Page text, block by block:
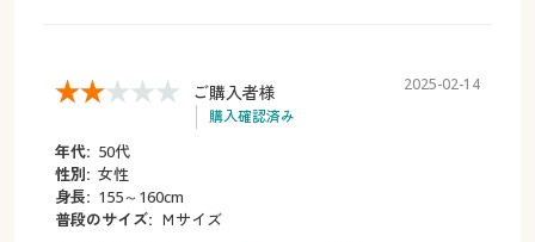
ご購入者様
購入確認済み
2025-02-14
年代: 50代
性別: 女性
身長: 155～160cm
普段のサイズ: Ｍサイズ